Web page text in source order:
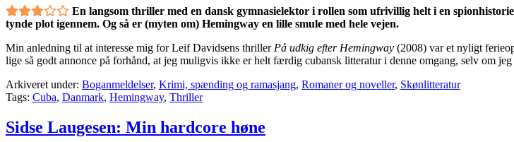
En langsom thriller med en dansk gymnasielektor i rollen som ufrivillig helt i en
tynde plot igennem. Og så er (myten om) Hemingway en lille smule med hele vejen.
Min anledning til at interesse mig for Leif Davidsens thriller På udkig efter Hemingway (2008) var et nyligt
lige så godt annonce på forhånd, at jeg muligvis ikke er helt færdig cubansk litteratur i denne omgang, selv om
Arkiveret under: Boganmeldelser, Krimi, spænding og ramasjang, Romaner og noveller, Skønlitteratur
Tags: Cuba, Danmark, Hemingway, Thriller
Sidse Laugesen: Min hardcore høne